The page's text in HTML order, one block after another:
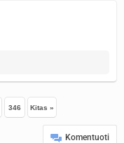
346 Kitas »
Komentuoti